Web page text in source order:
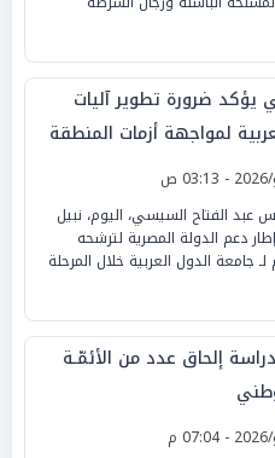
ضرورة تطوير آليات
لمواجهة أزمات المنطقة
عبد الفتاح السيسي، اليوم، نبيل
دعم الدولة المصرية لترشحه
جامعة الدول العربية خلال المرحلة
إلحاق عدد من الأئمّـة